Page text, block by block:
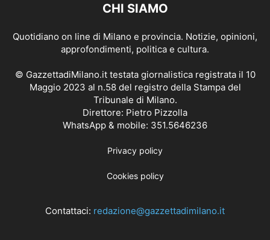
CHI SIAMO
Quotidiano on line di Milano e provincia. Notizie, opinioni,
approfondimenti, politica e cultura.
© GazzettadiMilano.it testata giornalistica registrata il 10
Maggio 2023 al n.58 del registro della Stampa del
Tribunale di Milano.
Direttore: Pietro Pizzolla
WhatsApp & mobile: 351.5646236
Privacy policy
Cookies policy
Contattaci: redazione@gazzettadimilano.it